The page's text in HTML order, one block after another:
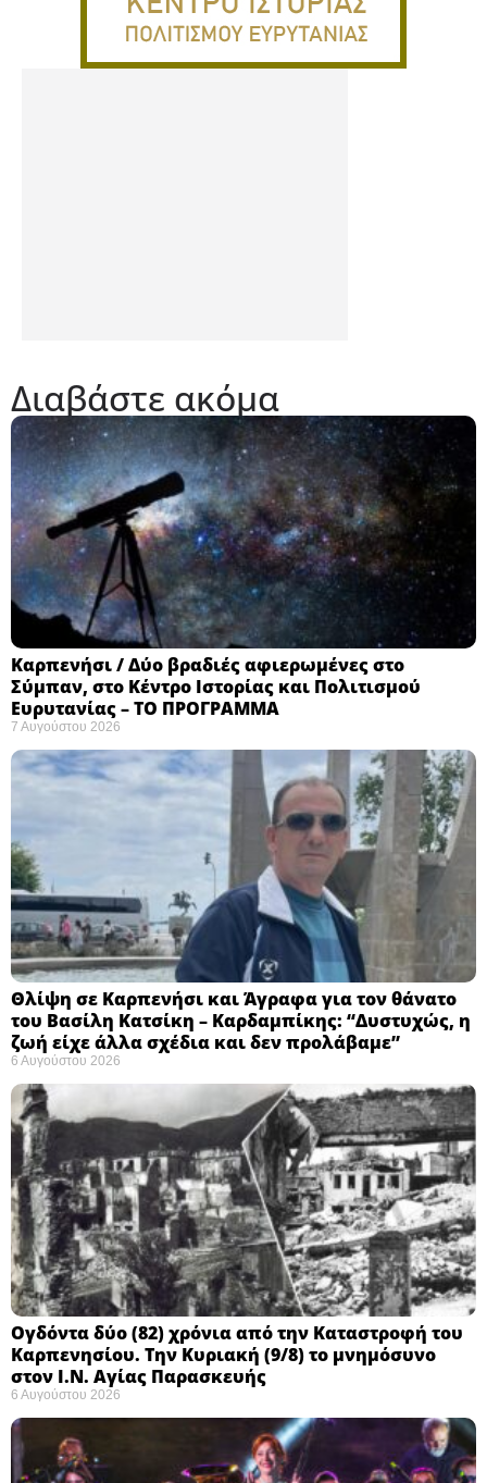
Διαβάστε ακόμα
Καρπενήσι / Δύο βραδιές αφιερωμένες στο
Σύμπαν, στο Κέντρο Ιστορίας και Πολιτισμού
Ευρυτανίας – ΤΟ ΠΡΟΓΡΑΜΜΑ
7 Αυγούστου 2026
Θλίψη σε Καρπενήσι και Άγραφα για τον θάνατο
του Βασίλη Κατσίκη – Καρδαμπίκης: “Δυστυχώς, η
ζωή είχε άλλα σχέδια και δεν προλάβαμε”
6 Αυγούστου 2026
Ογδόντα δύο (82) χρόνια από την Καταστροφή του
Καρπενησίου. Την Κυριακή (9/8) το μνημόσυνο
στον Ι.Ν. Αγίας Παρασκευής
6 Αυγούστου 2026